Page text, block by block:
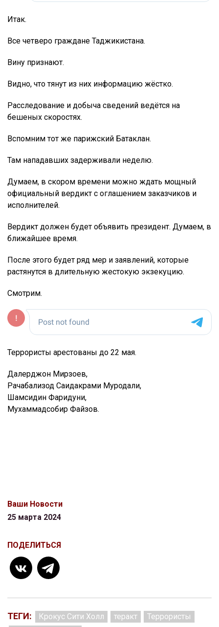
Итак.
Все четверо граждане Таджикистана.
Вину признают.
Видно, что тянут из них информацию жёстко.
Расследование и добыча сведений ведётся на
бешеных скоростях.
Вспомним тот же парижский Батаклан.
Там нападавших задерживали неделю.
Думаем, в скором времени можно ждать мощный
официальный вердикт с оглашением заказчиков и
исполнителей.
Вердикт должен будет объявить президент. Думаем, в
ближайшее время.
После этого будет ряд мер и заявлений, которые
растянутся в длительную жестокую экзекуцию.
Смотрим.
Террористы арестованы до 22 мая.
Далерджон Мирзоев,
Рачабализод Саидакрами Муродали,
Шамсидин Фаридуни,
Мухаммадсобир Файзов.
Ваши Новости
25 марта 2024
ПОДЕЛИТЬСЯ
ТЕГИ: Крокус Сити Холл теракт
Террористы